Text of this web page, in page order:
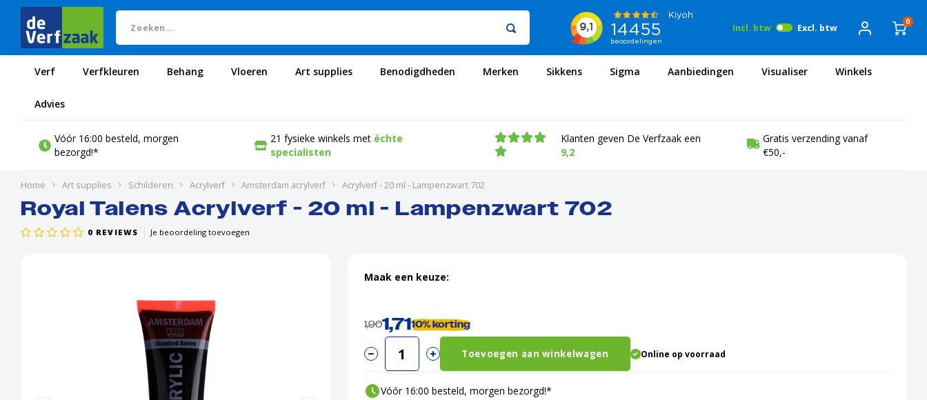
Incl. btw Excl. btw
0
Verf Verfkleuren Behang Vloeren Art supplies Benodigdheden Aanbiedingen Winkels
Advies
Merken Sikkens Sigma Visualiser
Vóór 16:00 besteld, morgen
bezorgd!*
21 fysieke winkels met échte
specialisten
Klanten geven De Verfzaak een
9,2
Gratis verzending vanaf
€50,-
Home Art supplies Schilderen Acrylverf Amsterdam acrylverf Acrylverf - 20 ml - Lampenzwart 702
Royal Talens Acrylverf - 20 ml - Lampenzwart 702
0 REVIEWS Je beoordeling toevoegen
Maak een keuze:
1,901,7110%korting
Toevoegen aan winkelwagen Online op voorraad
Vóór 16:00 besteld, morgen bezorgd!*